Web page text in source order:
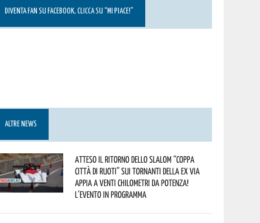
DIVENTA FAN SU FACEBOOK, CLICCA SU “MI PIACE!”
ALTRE NEWS
Atteso il ritorno dello slalom “Coppa
Città di Ruoti” sui tornanti della ex via
Appia a venti chilometri da Potenza!
L’evento in programma